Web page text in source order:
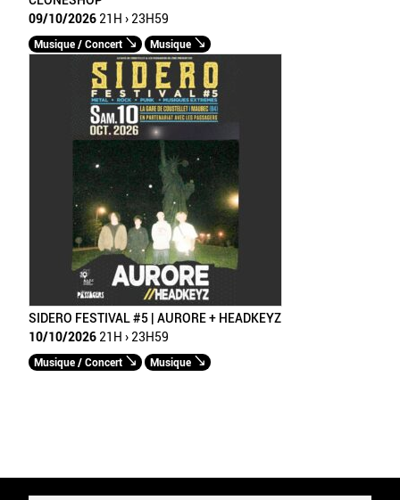
09/10/2026 21H › 23H59
Musique / Concert Musique
SIDERO FESTIVAL #5 | AURORE + HEADKEYZ
10/10/2026 21H › 23H59
Musique / Concert Musique